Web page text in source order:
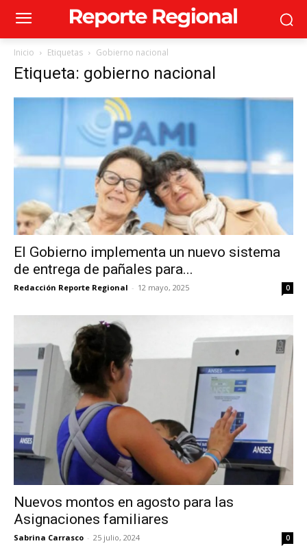
Inicio Etiquetas Gobierno nacional
Etiqueta: gobierno nacional
El Gobierno implementa un nuevo sistema
de entrega de pañales para...
Redacción Reporte Regional - 12 mayo, 2025 0
Nuevos montos en agosto para las
Asignaciones familiares
Sabrina Carrasco - 25 julio, 2024 0